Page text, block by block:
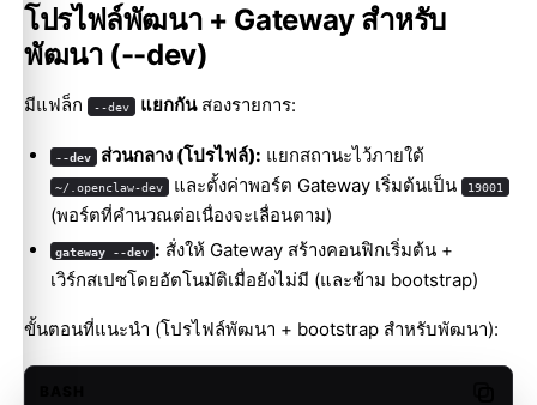
โปรไฟล์พัฒนา + Gateway สำหรับ
พัฒนา (--dev)
มีแฟล็ก --dev แยกกันสองรายการ:
--dev ส่วนกลาง (โปรไฟล์): แยกสถานะไว้ภายใต้
~/.openclaw-dev และตั้งค่าพอร์ต Gateway เริ่มต้นเป็น 19001
(พอร์ตที่คำนวณต่อเนื่องจะเลื่อนตาม)
gateway --dev : สั่งให้ Gateway สร้างคอนฟิกเริ่มต้น +
เวิร์กสเปซโดยอัตโนมัติเมื่อยังไม่มี (และข้าม bootstrap)
ขั้นตอนที่แนะนำ (โปรไฟล์พัฒนา + bootstrap สำหรับพัฒนา):